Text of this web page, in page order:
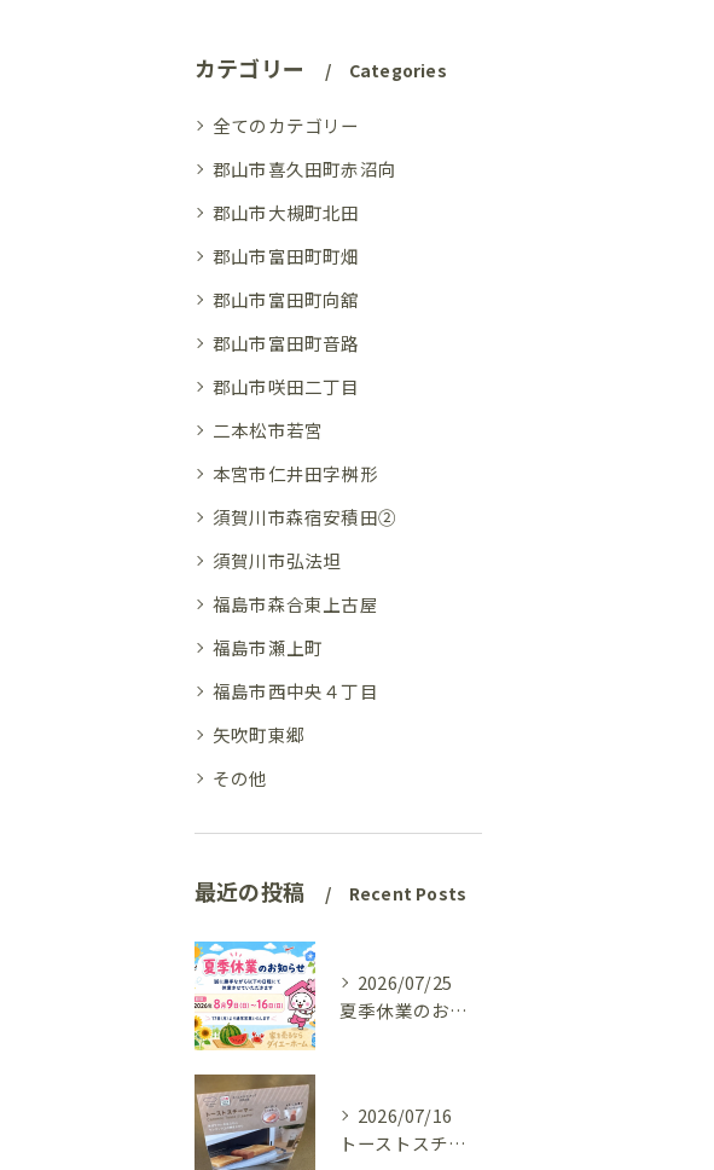
カテゴリー Categories
全てのカテゴリー
郡山市喜久田町赤沼向
郡山市大槻町北田
郡山市富田町町畑
郡山市富田町向舘
郡山市富田町音路
郡山市咲田二丁目
二本松市若宮
本宮市仁井田字桝形
須賀川市森宿安積田②
須賀川市弘法坦
福島市森合東上古屋
福島市瀬上町
福島市西中央４丁目
矢吹町東郷
その他
最近の投稿 Recent Posts
2026/07/25
夏季休業のお知らせ
2026/07/16
トーストスチーマーで、いつものパンが少し変わった話